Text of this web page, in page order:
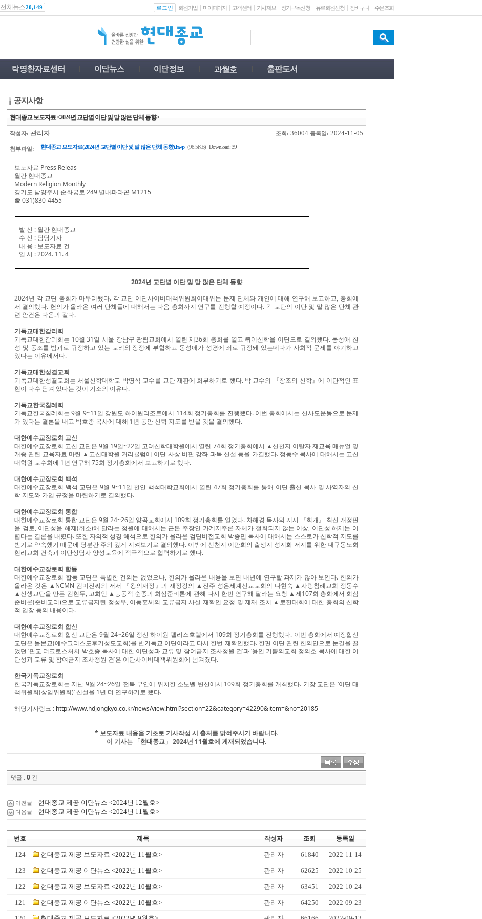
전체뉴스20,149 로그인 회원가입 마이페이지 고객센터 기사제보 정기구독신청 유료회원신청 장바구니 주문조회
공지사항
현대종교 보도자료 <2024년 교단별 이단 및 말 많은 단체 동향>
작성자: 관리자 조회: 36004 등록일: 2024-11-05
첨부파일: 현대종교 보도자료(2024년 교단별 이단 및 말 많은 단체 동향).hwp (98.5KB) Download: 39
보도자료 Press Releas
월간 현대종교
Modern Religion Monthly
경기도 남양주시 순화궁로 249 별내파라곤 M1215
☎ 031)830-4455
발 신 : 월간 현대종교
수 신 : 담당기자
내 용 : 보도자료 건
일 시 : 2024. 11. 4
2024년 교단별 이단 및 말 많은 단체 동향
2024년 각 교단 총회가 마무리됐다. 각 교단 이단사이비대책위원회이대위는 문제 단체와 개인에 대해 연구해 보고하고, 총회에
서 결의했다. 헌의가 올라온 여러 단체들에 대해서는 다음 총회까지 연구를 진행할 예정이다. 각 교단의 이단 및 말 많은 단체 관
련 안건은 다음과 같다.
기독교대한감리회
기독교대한감리회는 10월 31일 서울 강남구 광림교회에서 열린 제36회 총회를 열고 퀴어신학을 이단으로 결의했다. 동성애 찬
성 및 동조를 범과로 규정하고 있는 교리와 장정에 부합하고 동성애가 성경에 죄로 규정돼 있는데다가 사회적 문제를 야기하고
있다는 이유에서다.
기독교대한성결교회
기독교대한성결교회는 서울신학대학교 박영식 교수를 교단 재판에 회부하기로 했다. 박 교수의 『창조의 신학』에 이단적인 표
현이 다수 담겨 있다는 것이 기소의 이유다.
기독교한국침례회
기독교한국침례회는 9월 9~11일 강원도 하이원리조트에서 114회 정기총회를 진행했다. 이번 총회에서는 신사도운동으로 문제
가 있다는 결론을 내고 박호종 목사에 대해 1년 동안 신학 지도를 받을 것을 결의했다.
대한예수교장로회 고신
대한예수교장로회 고신 교단은 9월 19일~22일 고려신학대학원에서 열린 74회 정기총회에서 ▲신천지 이탈자 재교육 매뉴얼 및
개종 관련 교육자료 마련 ▲고신대학원 커리큘럼에 이단 사상 비판 강좌 과목 신설 등을 가결했다. 정동수 목사에 대해서는 고신
대학원 교수회에 1년 연구해 75회 정기총회에서 보고하기로 했다.
대한예수교장로회 백석
대한예수교장로회 백석 교단은 9월 9~11일 천안 백석대학교회에서 열린 47회 정기총회를 통해 이단 출신 목사 및 사역자의 신
학 지도와 가입 규정을 마련하기로 결의했다.
대한예수교장로회 통합
대한예수교장로회 통합 교단은 9월 24~26일 양곡교회에서 109회 정기총회를 열었다. 차해경 목사의 저서 『회개』 최신 개정판
을 검토, 이단성을 해제(취소)해 달라는 청원에 대해서는 근본 주장인 가계저주론 자체가 철회되지 않는 이상, 이단성 해제는 어
렵다는 결론을 내렸다. 또한 자의적 성경 해석으로 헌의가 올라온 검단비전교회 박종민 목사에 대해서는 스스로가 신학적 지도를
받기로 약속했기 때문에 당분간 주의 깊게 지켜보기로 결의했다. 이밖에 신천지 이만희의 출생지 성지화 저지를 위한 대구동노회
현리교회 건축과 이단상담사 양성교육에 적극적으로 협력하기로 했다.
대한예수교장로회 합동
대한예수교장로회 합동 교단은 특별한 건의는 없었으나, 헌의가 올라온 내용을 보면 내년에 연구할 과제가 많아 보인다. 헌의가
올라온 것은 ▲NCMN 김미진씨의 저서 『왕의재정』과 재정강의 ▲전주 성은세계선교교회의 나현숙 ▲사랑침례교회 정동수
▲신생교단을 만든 김현두, 고희인 ▲능동적 순종과 회심준비론에 관해 다시 한번 연구해 달라는 요청 ▲제107회 총회에서 회심
준비론(준비교리)으로 교류금지된 정성우, 이동훈씨의 교류금지 사실 재확인 요청 및 제재 조치 ▲로잔대회에 대한 총회의 신학
적 입장 등의 내용이다.
대한예수교장로회 합신
대한예수교장로회 합신 교단은 9월 24~26일 정선 하이원 팰리스호텔에서 109회 정기총회를 진행했다. 이번 총회에서 예장합신
교단은 몰몬교(예수그리스도후기성도교회)를 반기독교 이단이라고 다시 한번 재확인했다. 한편 이단 관련 헌의안으로 눈길을 끌
었던 ‘판교 더크로스처치 박호종 목사에 대한 이단성과 교류 및 참여금지 조사청원 건’과 ‘용인 기쁨의교회 정의호 목사에 대한 이
단성과 교류 및 참여금지 조사청원 건’은 이단사이비대책위원회에 넘겨졌다.
한국기독교장로회
한국기독교장로회는 지난 9월 24~26일 전북 부안에 위치한 소노벨 변산에서 109회 정기총회를 개최했다. 기장 교단은 ‘이단 대
책위원회(상임위원회)’ 신설을 1년 더 연구하기로 했다.
해당기사링크 : http://www.hdjongkyo.co.kr/news/view.html?section=22&category=42290&item=&no=20185
* 보도자료 내용을 기초로 기사작성 시 출처를 밝혀주시기 바랍니다.
이 기사는 「현대종교」 2024년 11월호에 게재되었습니다.
댓글 : 0 건
이전글 현대종교 제공 이단뉴스 <2024년 12월호>
다음글 현대종교 제공 이단뉴스 <2024년 11월호>
번호 제목 작성자 조회 등록일
124 현대종교 제공 보도자료 <2022년 11월호> 관리자 61840 2022-11-14
123 현대종교 제공 이단뉴스 <2022년 11월호> 관리자 62625 2022-10-25
122 현대종교 제공 보도자료 <2022년 10월호> 관리자 63451 2022-10-24
121 현대종교 제공 이단뉴스 <2022년 10월호> 관리자 64250 2022-09-23